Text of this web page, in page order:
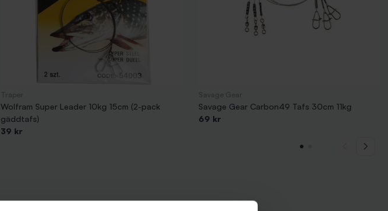
Wolfram Super Leader 10kg 15cm (2-pack
gäddtafs)
39 kr
Savage Gear Carbon49 Tafs 30cm 11kg
69 kr